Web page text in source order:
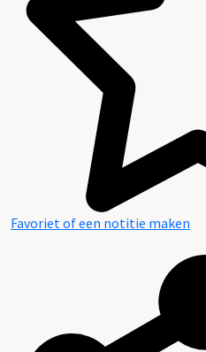
Favoriet of een notitie maken